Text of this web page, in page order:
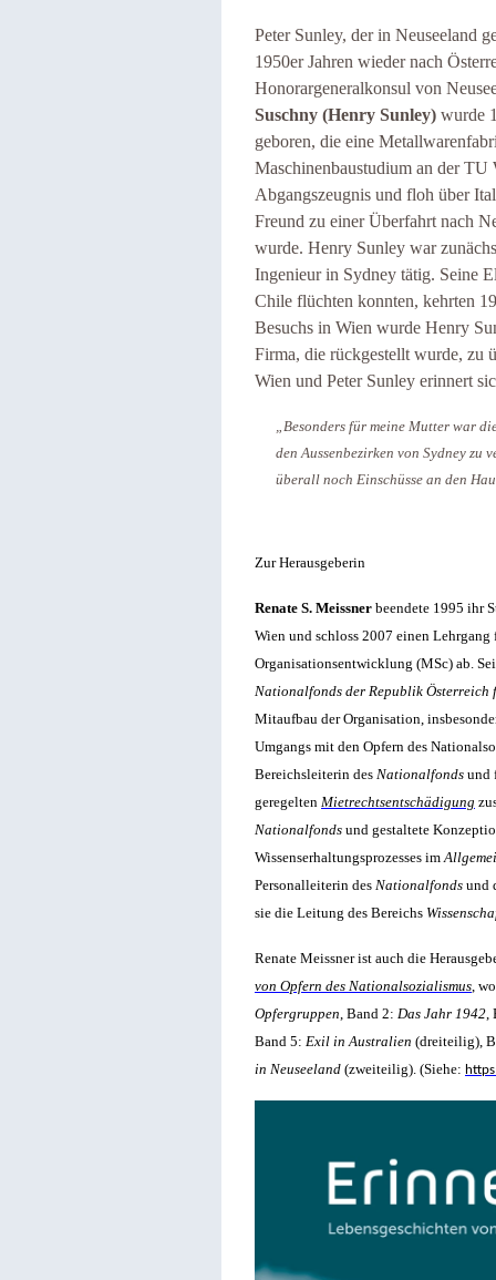
Peter Sunley, der in Neuseeland
1950er Jahren wieder nach
Honorargeneralkonsul von
Suschny (Henry Sunley) wurde
geboren, die eine
Maschinenbaustudium an der
Abgangszeugnis und floh über
Freund zu einer Überfahrt nach
wurde. Henry Sunley war
Ingenieur in Sydney tätig. Seine
Chile flüchten konnten, kehrten
Besuchs in Wien wurde Henry
Firma, die rückgestellt wurde, zu
Wien und Peter Sunley erinnert
„Besonders für meine Mutter war
den Aussenbezirken von Sydney zu
überall noch Einschüsse an den
Zur Herausgeberin
Renate S. Meissner beendete 1995 ihr
Wien und schloss 2007 einen
Organisationsentwicklung (MSc) ab.
Nationalfonds der Republik Österreich
Mitaufbau der Organisation,
Umgangs mit den Opfern des
Bereichsleiterin des Nationalfonds und
geregelten Mietrechtsentschädigung
Nationalfonds und gestaltete
Wissenserhaltungsprozesses im
Personalleiterin des Nationalfonds und
sie die Leitung des Bereichs
Renate Meissner ist auch die
von Opfern des Nationalsozialismus,
Opfergruppen, Band 2: Das Jahr 1942,
Band 5: Exil in Australien (dreiteilig),
in Neuseeland (zweiteilig). (Siehe: